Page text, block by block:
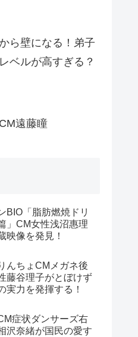
ら壁になる！弟子
ベルが高すぎる？
遠藤瞳
BIO「脂肪燃焼ドリ
」CM女性浅沼惠理
映像を発見！
んちょCMメガネ後
藤谷理子がとぼけず
実力を発揮する！
症状ダンサーズ右
沢奈緒が国民の愛す